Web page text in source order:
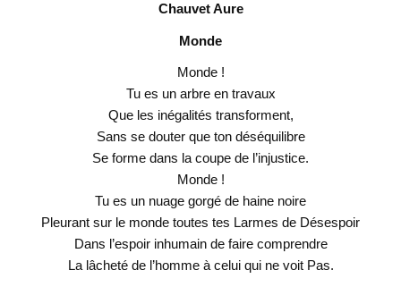
Chauvet Aure
Monde
Monde !
Tu es un arbre en travaux
Que les inégalités transforment,
Sans se douter que ton déséquilibre
Se forme dans la coupe de l’injustice.
Monde !
Tu es un nuage gorgé de haine noire
Pleurant sur le monde toutes tes Larmes de Désespoir
Dans l’espoir inhumain de faire comprendre
La lâcheté de l’homme à celui qui ne voit Pas.